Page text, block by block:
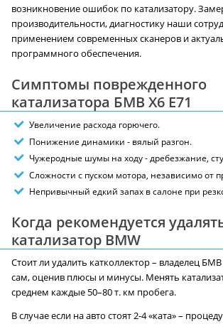
возникновение ошибок по катализатору.
производительности, диагностику наши
применением современных сканеров и
программного обеспечения.
Симптомы поврежденного
катализатора БМВ X6 E71
Увеличение расхода горючего.
Понижение динамики - вялый разгон.
Чужеродные шумы на ходу - дребезжание,
Сложности с пуском мотора, независимо от
Непривычный едкий запах в салоне при
Когда рекомендуется
катализатор BMW
Стоит ли удалить катколлектор – владелец
сам, оценив плюсы и минусы. Менять
среднем каждые 50–80 т. км пробега.
В случае если на авто стоят 2-4 «ката» –